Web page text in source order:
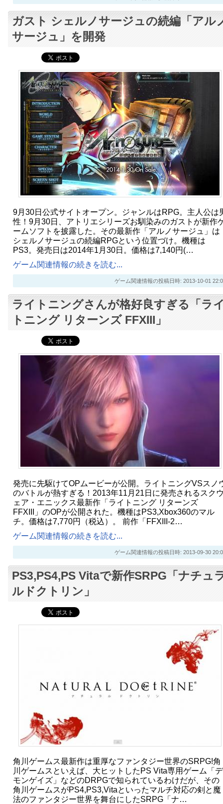
ガスト シェルノサージュの続編「アル
サージュ」を開発
9月30日公式サイトオープン。ジャンルはRPG。主人公は
性！9月30日、アトリエシリーズお馴染みのガストが新作
ームソフトを披露した。その最新作「アルノサージュ」は
シェルノサージュの続編RPGという位置づけ。機種は
PS3。発売日は2014年1月30日。価格は7,140円(…
ゲーム関連情報の続きを読む...
ゲーム関連情報の投稿日時: 2013-10-01
ライトニングさんが格好良すぎる「ラ
トニング リターンズ FFXIII」
発売に先駆けてOPムービーが公開。ライトニングVSスノ
のバトルが熱すぎる！2013年11月21日に発売されるスク
ェア・エニックス最新作「ライトニング リターンズ
FFXIII」のOPが公開された。機種はPS3,Xbox360のマル
チ。価格は7,770円（税込）。 前作「FFXIII-2…
ゲーム関連情報の続きを読む...
ゲーム関連情報の投稿日時: 2013-09-30
PS3,PS4,PS Vitaで新作SRPG「ナチュ
ルドクトリン」
角川ゲームス最新作は重厚なファンタジー世界のSRPG!角
川ゲームスといえば、大ヒットしたPS Vita専用ゲーム「デ
モンゲイズ」などのDRPGで知られているわけだが、その
角川ゲームスがPS4,PS3,Vitaといったマルチ対応の剣と魔
法のファンタジー世界を舞台にしたSRPG「ナ…